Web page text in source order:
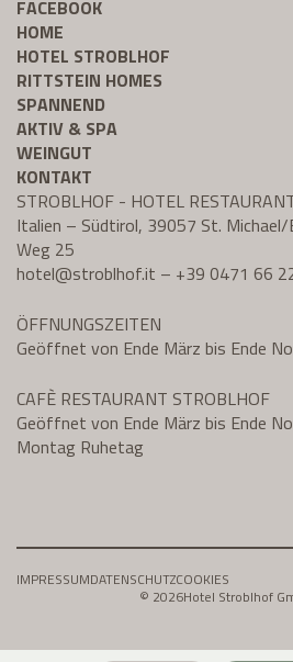
FACEBOOK
HOME
HOTEL STROBLHOF
RITTSTEIN HOMES
SPANNEND
AKTIV & SPA
WEINGUT
KONTAKT
STROBLHOF - HOTEL
Italien – Südtirol, 39057 St. Michael/
Weg 25
hotel@stroblhof.it – +39 0471 66
ÖFFNUNGSZEITEN
Geöffnet von Ende März bis Ende
CAFÈ RESTAURANT STROBLHOF
Geöffnet von Ende März bis Ende
Montag Ruhetag
IMPRESSUMDATENSCHUTZCOOKIES
© 2026Hotel Stroblhof